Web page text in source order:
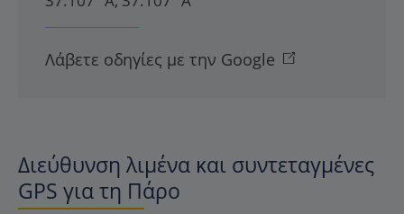
Λάβετε οδηγίες με την Google
Διεύθυνση λιμένα και συντεταγμένες
GPS για τη Πάρο